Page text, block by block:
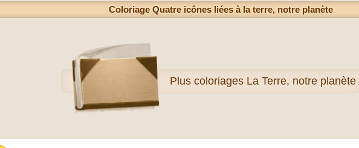
Coloriage Quatre icônes liées à la terre, notre planète
Plus coloriages La Terre, notre planète